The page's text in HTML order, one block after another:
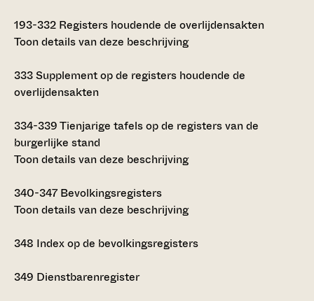
193-332 Registers houdende de overlijdensakten
Toon details van deze beschrijving
333Supplement op de registers houdende de
overlijdensakten
334-339Tienjarige tafels op de registers van de
burgerlijke stand
Toon details van deze beschrijving
340-347 Bevolkingsregisters
Toon details van deze beschrijving
348 Index op de bevolkingsregisters
349 Dienstbarenregister